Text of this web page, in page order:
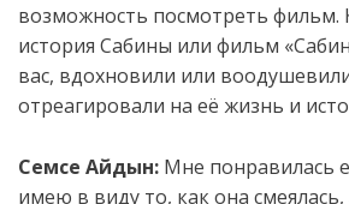
возможность посмотреть фильм.
история Сабины или фильм
вас, вдохновили или
отреагировали на её жизнь и
Семсе Айдын: Мне понравилась
имею в виду то, как она смеялась,